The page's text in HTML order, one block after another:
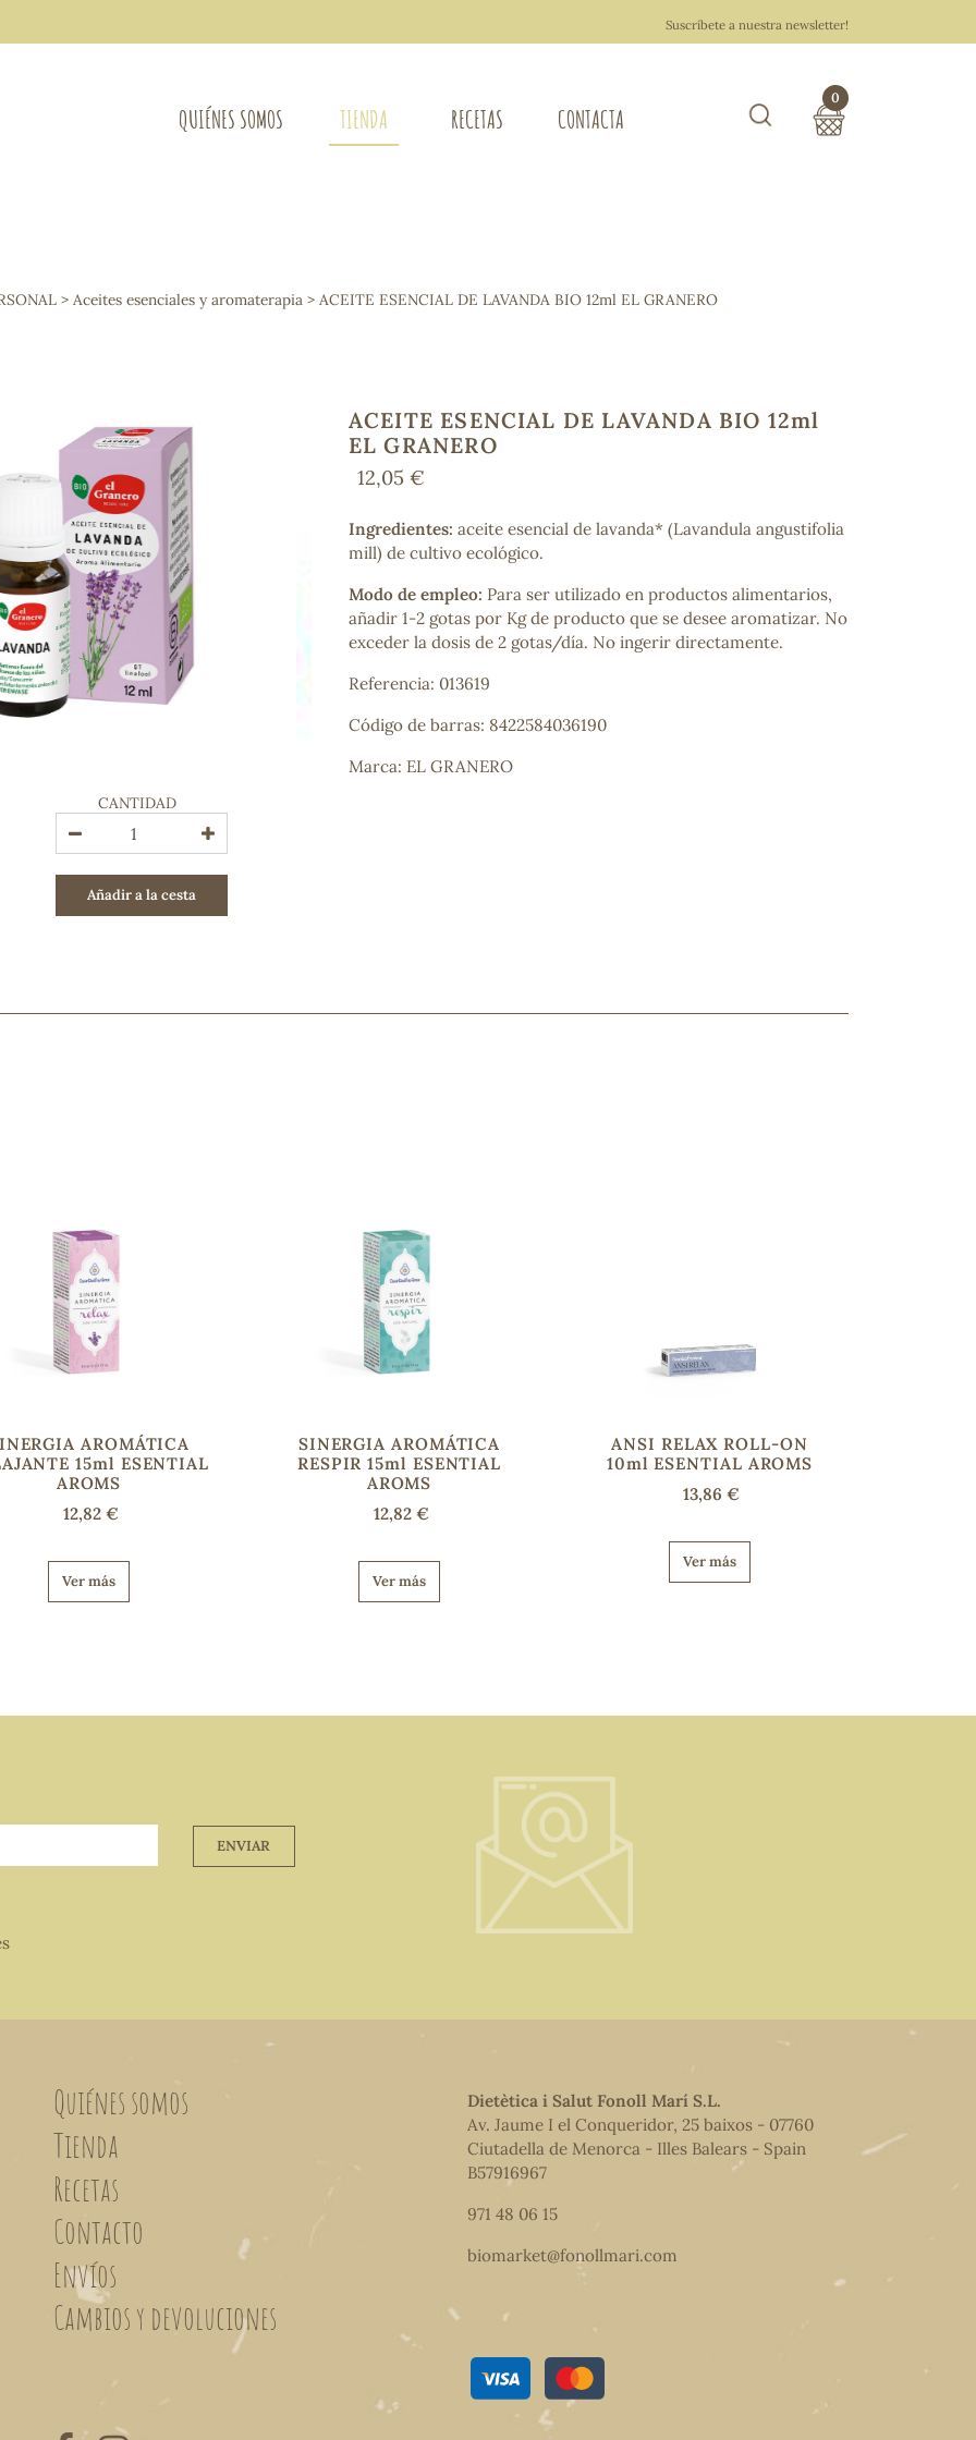
Suscríbete a nuestra newsletter!
QUIÉNES SOMOS TIENDA
Osteo-articular
Mujer
Extracto de plantas
Ácidos Grasos
Depurativos
Bienestar emocional
Jalea Real
Memoria
Hierro
Deporte
Digestivos
Circulatorio, colesterol y glucosa
Superalimentos
Proteína
COSMÉTICA E HIGIENE PERSONAL
Cremas, lociones y aceites corporales
Hombre
Higiene personal
Labiales
Higiene íntima
RECETAS CONTACTA
0
> Aceites esenciales y aromaterapia > ACEITE ESENCIAL DE LAVANDA BIO 12ml EL GRANERO
CANTIDAD
Añadir a la cesta
ACEITE ESENCIAL DE LAVANDA BIO 12ml
EL GRANERO
12,05 €
Ingredientes: aceite esencial de lavanda* (Lavandula angustifolia
mill) de cultivo ecológico.
Modo de empleo: Para ser utilizado en productos alimentarios,
añadir 1-2 gotas por Kg de producto que se desee aromatizar. No
exceder la dosis de 2 gotas/día. No ingerir directamente.
Referencia: 013619
Código de barras: 8422584036190
Marca: EL GRANERO
AROMÁTICA
15ml ESENTIAL
AROMS
12,82 €
Ver más
SINERGIA AROMÁTICA
RESPIR 15ml ESENTIAL
AROMS
12,82 €
Ver más
ANSI RELAX ROLL-ON
10ml ESENTIAL AROMS
13,86 €
Ver más
ENVIAR
Quiénes somos
Tienda
Recetas
Contacto
Envíos
Cambios y devoluciones
Dietètica i Salut Fonoll Marí S.L.
Av. Jaume I el Conqueridor, 25 baixos - 07760
Ciutadella de Menorca - Illes Balears - Spain
B57916967
971 48 06 15
biomarket@fonollmari.com